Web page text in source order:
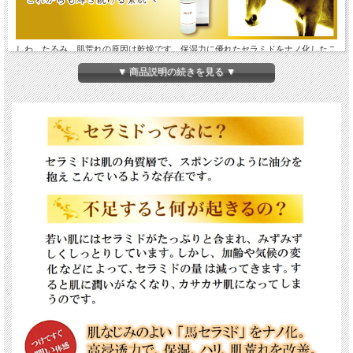
しわ、たるみ、肌荒れの原因は乾燥です。保湿力に優れたセラミドをナノ化したこ
とによる高浸透力の美容液であなたのお肌に潤いを与えます。 ※冷蔵庫または、
冷所での保管をお願いします。▼ 商品説明の続きを見る ▼